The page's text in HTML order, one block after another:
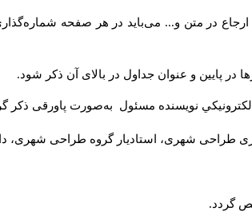
ارجاع در متن و... می‌باید در هر صفحه
پایین و عنوان جداول در بالای آن ذکر شود.
نويسنده مسئول به‌صورت پاورقی ذکر
طراحی شهری، استادیار گروه طراحی شهری،
گردد.